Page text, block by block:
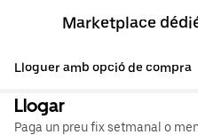
Marketplace
Lloguer amb opció de compra
Llogar
Paga un preu fix setmanal o